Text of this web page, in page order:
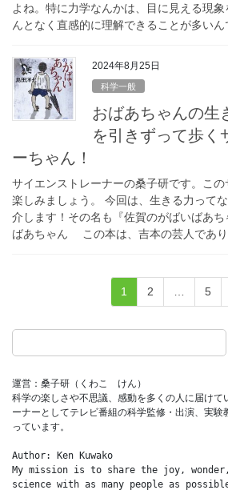
よね。特に力学なんかは、目に見える現
んとなく直感的に理解できることが多い
2024年8月25日
科学一般
おばあちゃんの生
を引きずって歩く
ーちゃん！
サイエンストレーナーの桑子研です。こ
楽しみましょう。 今回は、生きる力って
介します！その名も『佐賀のがばいばあ
ばあちゃん この本は、吉本の芸人であ
の
ペ
ー
ジ
送
り
固
定
ペ
1
固
定
ペ
2 …
固
定
ペ
5
運営：桑子研（くわこ　けん）
科学の楽しさや不思議、感動を多くの人に届けて
ーナーとしてテレビ番組の科学監修・出演、実験
っています。
Author: Ken Kuwako
My mission is to share the joy,
science with as many people as